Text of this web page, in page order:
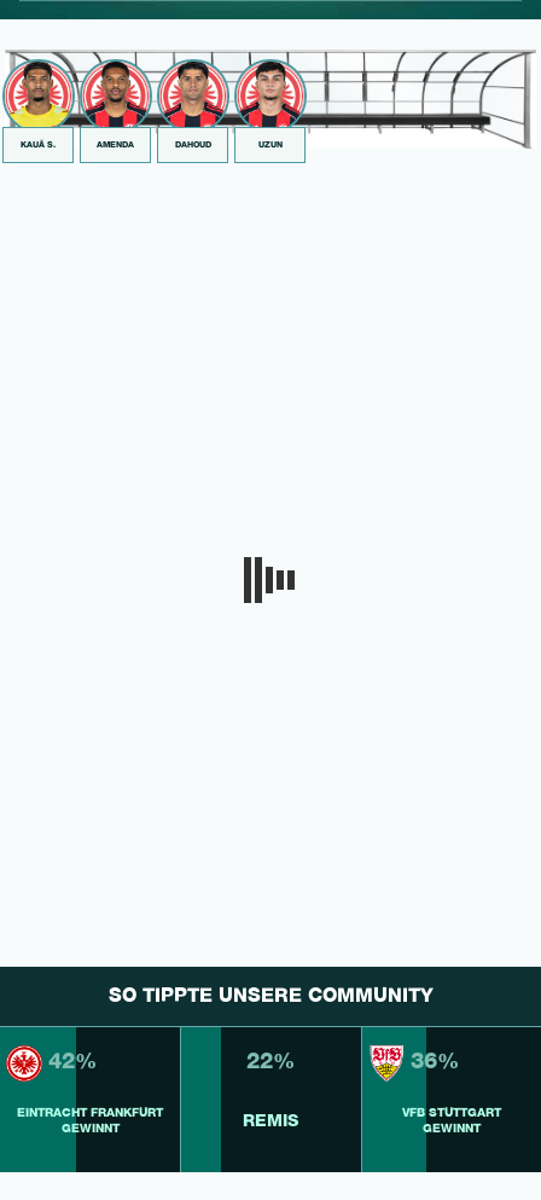
KAUÃ S. AMENDA DAHOUD UZUN
SO TIPPTE UNSERE COMMUNITY
42%
EINTRACHT FRANKFURT
GEWINNT
22%
REMIS
36%
VFB STUTTGART
GEWINNT